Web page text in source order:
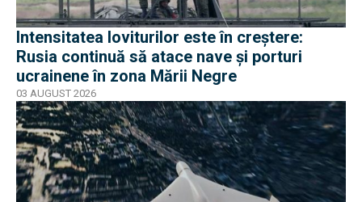
Intensitatea loviturilor este în creștere:
Rusia continuă să atace nave și porturi
ucrainene în zona Mării Negre
03 AUGUST 2026